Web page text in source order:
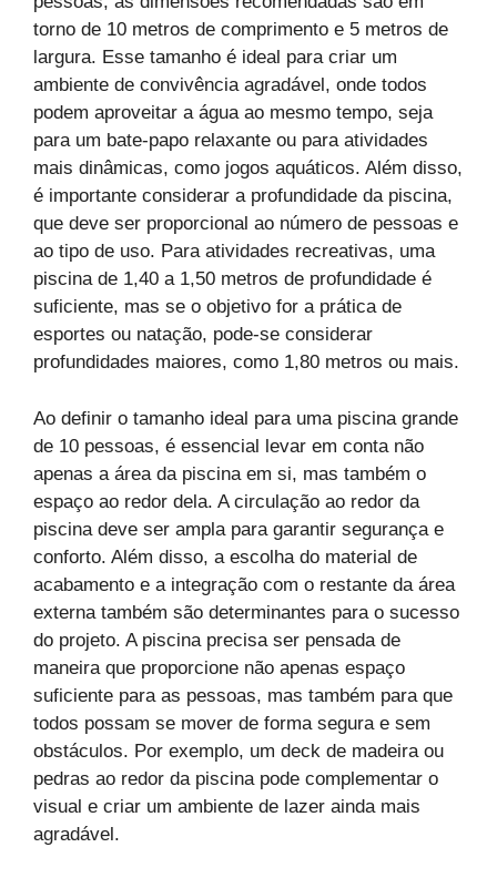
torno de 10 metros de comprimento e 5 metros de
largura. Esse tamanho é ideal para criar um
ambiente de convivência agradável, onde todos
podem aproveitar a água ao mesmo tempo, seja
para um bate-papo relaxante ou para atividades
mais dinâmicas, como jogos aquáticos. Além disso,
é importante considerar a profundidade da piscina,
que deve ser proporcional ao número de pessoas e
ao tipo de uso. Para atividades recreativas, uma
piscina de 1,40 a 1,50 metros de profundidade é
suficiente, mas se o objetivo for a prática de
esportes ou natação, pode-se considerar
profundidades maiores, como 1,80 metros ou mais.
Ao definir o tamanho ideal para uma piscina grande
de 10 pessoas, é essencial levar em conta não
apenas a área da piscina em si, mas também o
espaço ao redor dela. A circulação ao redor da
piscina deve ser ampla para garantir segurança e
conforto. Além disso, a escolha do material de
acabamento e a integração com o restante da área
externa também são determinantes para o sucesso
do projeto. A piscina precisa ser pensada de
maneira que proporcione não apenas espaço
suficiente para as pessoas, mas também para que
todos possam se mover de forma segura e sem
obstáculos. Por exemplo, um deck de madeira ou
pedras ao redor da piscina pode complementar o
visual e criar um ambiente de lazer ainda mais
agradável.